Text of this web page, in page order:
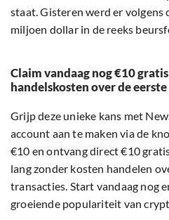
staat. Gisteren werd er volgens
miljoen dollar in de reeks
Claim vandaag nog €10
handelskosten over de
Grijp deze unieke kans met
account aan te maken via de
€10 en ontvang direct €10
lang zonder kosten handelen
transacties. Start vandaag nog
groeiende populariteit van